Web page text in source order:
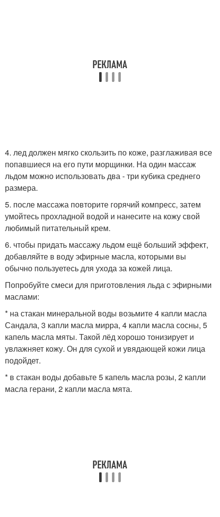
4. лед должен мягко скользить по коже, разглаживая все
попавшиеся на его пути морщинки. На один массаж
льдом можно использовать два - три кубика среднего
размера.
5. после массажа повторите горячий компресс, затем
умойтесь прохладной водой и нанесите на кожу свой
любимый питательный крем.
6. чтобы придать массажу льдом ещё больший эффект,
добавляйте в воду эфирные масла, которыми вы
обычно пользуетесь для ухода за кожей лица.
Попробуйте смеси для приготовления льда с эфирными
маслами:
* на стакан минеральной воды возьмите 4 капли масла
Сандала, 3 капли масла мирра, 4 капли масла сосны, 5
капель масла мяты. Такой лёд хорошо тонизирует и
увлажняет кожу. Он для сухой и увядающей кожи лица
подойдет.
* в стакан воды добавьте 5 капель масла розы, 2 капли
масла герани, 2 капли масла мята.